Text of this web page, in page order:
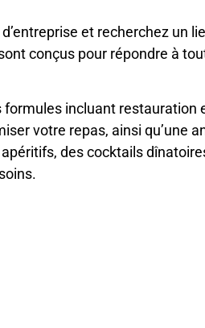
et recherchez un
conçus pour répondre à
formules incluant restauration
votre repas, ainsi qu’une
des cocktails